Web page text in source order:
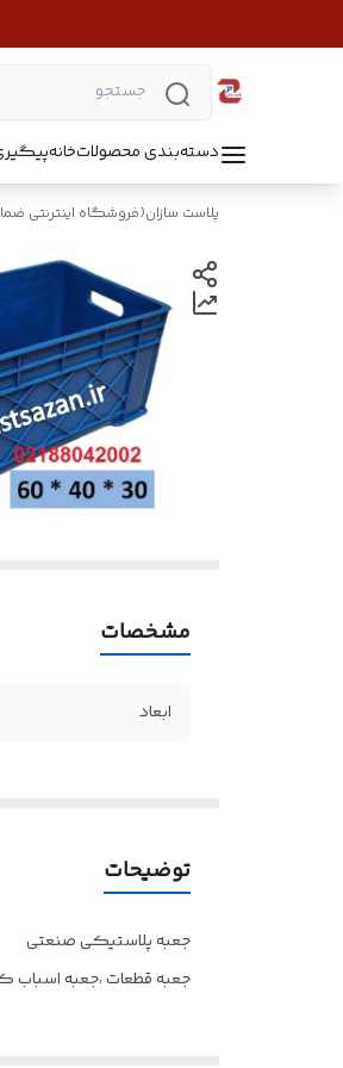
دسته‌بندی محصولاتخانه
پلاست سازان(فروشگاه اینترنتی
مشخصات
ابعاد
توضیحات
جعبه پلاستیکی صنعتی
جعبه قطعات ،جعبه